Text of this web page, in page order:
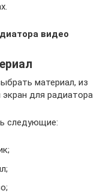
видео
материал, из
для радиатора
следующие: